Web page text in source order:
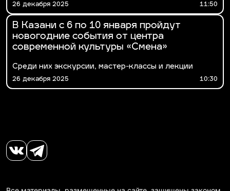
26 декабря 2025 11:50
В Казани с 6 по 10 января пройдут
новогодние события от центра
современной культуры «Смена»
Среди них экскурсии, мастер-классы и лекции
26 декабря 2025 10:30